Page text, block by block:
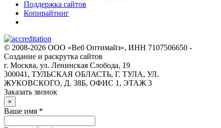
Поддержка сайтов
Копирайтинг
© 2008-2026 ООО «Веб Оптимайз», ИНН 7107506650 -
Создание и раскрутка сайтов
г. Москва, ул. Ленинская Слобода, 19
300041, ТУЛЬСКАЯ ОБЛАСТЬ, Г. ТУЛА, УЛ.
ЖУКОВСКОГО, Д. 38Б, ОФИС 1, ЭТАЖ 3
Заказать звонок
×
Ваше имя *